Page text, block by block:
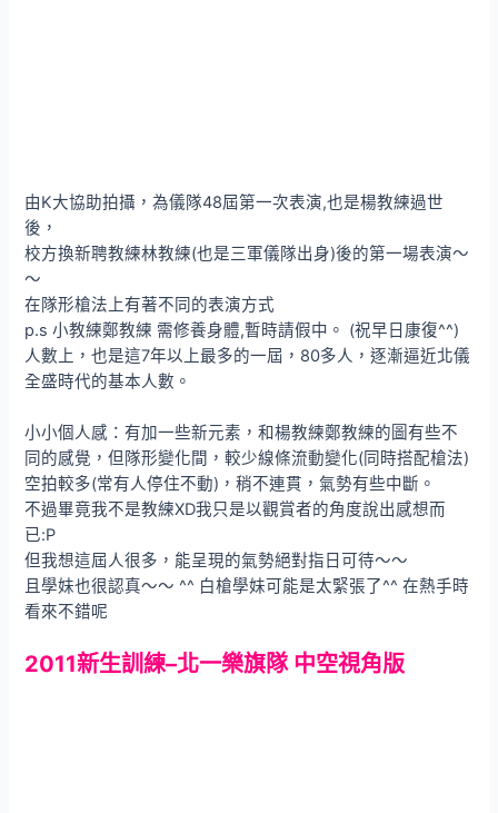
由K大協助拍攝，為儀隊48屆第一次表演,也是楊教練過世
後，
校方換新聘教練林教練(也是三軍儀隊出身)後的第一場表演～
～
在隊形槍法上有著不同的表演方式
p.s 小教練鄭教練 需修養身體,暫時請假中。 (祝早日康復^^)
人數上，也是這7年以上最多的一屆，80多人，逐漸逼近北儀
全盛時代的基本人數。
小小個人感：有加一些新元素，和楊教練鄭教練的圖有些不
同的感覺，但隊形變化間，較少線條流動變化(同時搭配槍法)
空拍較多(常有人停住不動)，稍不連貫，氣勢有些中斷。
不過畢竟我不是教練XD我只是以觀賞者的角度說出感想而
已:P
但我想這屆人很多，能呈現的氣勢絕對指日可待～～
且學妹也很認真～～ ^^ 白槍學妹可能是太緊張了^^ 在熱手時
看來不錯呢
2011新生訓練–北一樂旗隊 中空視角版